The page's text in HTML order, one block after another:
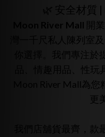
🌿 安全材質
Moon River Mall 開
灣一千尺私人陳列室
你選擇。我們專注於
品、情趣用品、性玩
Moon River Mall為
更
我們店舖貨最齊，款